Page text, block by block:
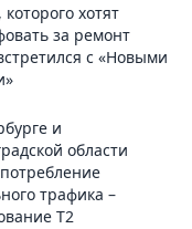
которого хотят
за ремонт
с «Новыми
и
области
трафика –
T2